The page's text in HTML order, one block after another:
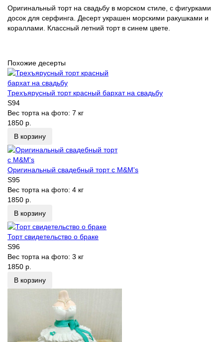
Оригинальный торт на свадьбу в морском стиле, с фигурками
досок для серфинга. Десерт украшен морскими ракушками и
кораллами. Классный летний торт в синем цвете.
Похожие десерты
Трехъярусный торт красный бархат на свадьбу
S94
Вес торта на фото: 7 кг
1850 р.
В корзину
Оригинальный свадебный торт с M&M's
S95
Вес торта на фото: 4 кг
1850 р.
В корзину
Торт свидетельство о браке
S96
Вес торта на фото: 3 кг
1850 р.
В корзину